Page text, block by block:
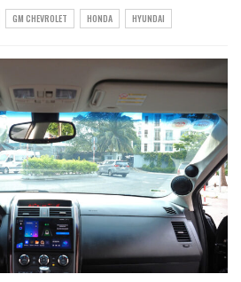
GM CHEVROLET HONDA HYUNDAI